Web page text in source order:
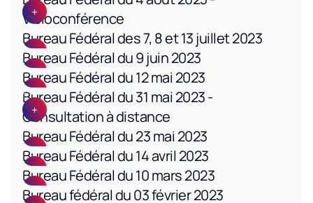
Visioconférence
Bureau Fédéral des 7, 8 et 13 juillet 2023
Bureau Fédéral du 9 juin 2023
Bureau Fédéral du 12 mai 2023
Bureau Fédéral du 31 mai 2023 -
Consultation à distance
Bureau Fédéral du 23 mai 2023
Bureau Fédéral du 14 avril 2023
Bureau Fédéral du 10 mars 2023
Bureau fédéral du 03 février 2023